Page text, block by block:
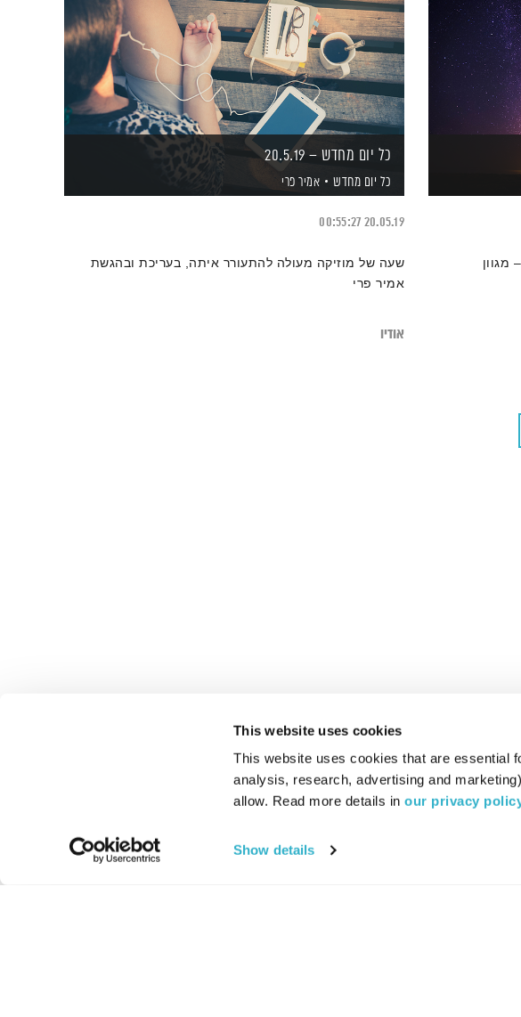
This website uses cookies
This website uses cookies that are essential
analysis, research, advertising and
allow. Read more details in our privacy
Show details
מגוון
כל יום מחדש – 20.5.19
כל יום מחדש אמיר פרי
20.05.19
00:55:27
שעה של מוזיקה מעולה להתעורר איתה, בעריכת ובהגשת
אמיר פרי
אודיו